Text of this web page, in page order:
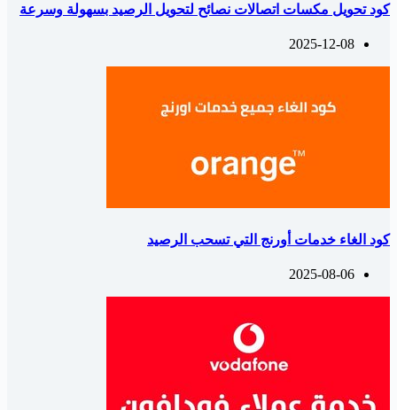
كود تحويل مكسات اتصالات نصائح لتحويل الرصيد بسهولة وسرعة
2025-12-08
كود الغاء خدمات أورنج التي تسحب الرصيد
2025-08-06